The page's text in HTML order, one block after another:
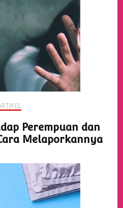
Perempuan dan
Melaporkannya